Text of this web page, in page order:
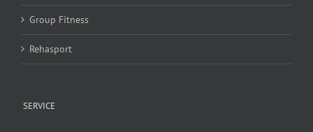
Group Fitness
Rehasport
SERVICE